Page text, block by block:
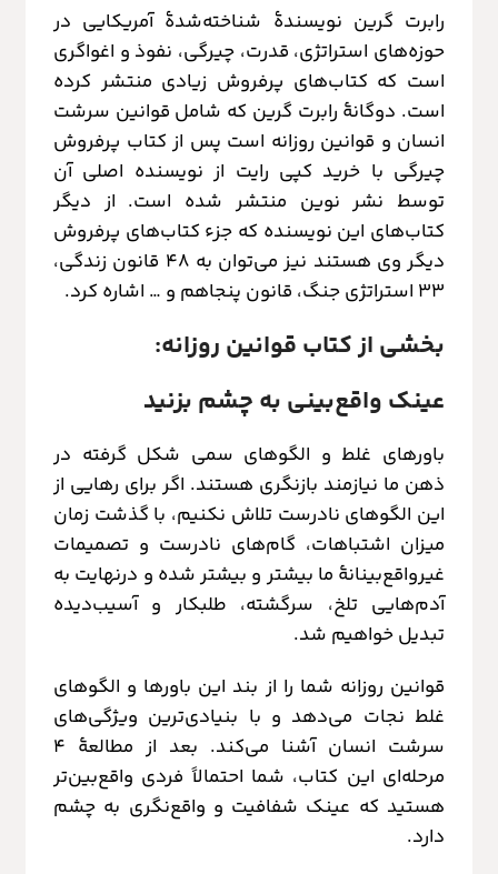
رابرت گرین نویسندهٔ شناخته‌شدهٔ آمریکایی در
حوزه‌های استراتژی، قدرت، چیرگی، نفوذ و اغواگری
است که کتاب‌های پرفروش زیادی منتشر کرده
است. دوگانهٔ رابرت گرین که شامل قوانین سرشت
انسان و قوانین روزانه است پس از کتاب پرفروش
چیرگی با خرید کپی رایت از نویسنده اصلی آن
توسط نشر نوین منتشر شده است. از دیگر
کتاب‌های این نویسنده که جزء کتاب‌های پرفروش
دیگر وی هستند نیز می‌توان به ۴۸ قانون زندگی،
۳۳ استراتژی جنگ، قانون پنجاهم و … اشاره کرد.
بخشی از کتاب قوانین روزانه:
عینک واقع‌بینی به چشم بزنید
باورهای غلط و الگوهای سمی شکل گرفته در
ذهن ما نیازمند بازنگری هستند. اگر برای رهایی از
این الگوهای نادرست تلاش نکنیم، با گذشت زمان
میزان اشتباهات، گام‌های نادرست و تصمیمات
غیرواقع‌بینانهٔ ما بیشتر و بیشتر شده و درنهایت به
آدم‌هایی تلخ، سرگشته، طلبکار و آسیب‌دیده
تبدیل خواهیم شد.
قوانین روزانه شما را از بند این باور‌ها و الگوهای
غلط نجات می‌دهد و با بنیادی‌ترین ویژگی‌های
سرشت انسان آشنا می‌کند. بعد از مطالعهٔ ۴
مرحله‌ای این کتاب، شما احتمالاً فردی واقع‌بین‌تر
هستید که عینک شفافیت و واقع‌نگری به چشم
دارد.